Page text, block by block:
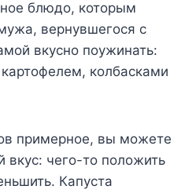
блюдо, которым
вернувшегося с
вкусно поужинать:
колбасками
примерное, вы можете
вкус: чего-то положить
Капуста